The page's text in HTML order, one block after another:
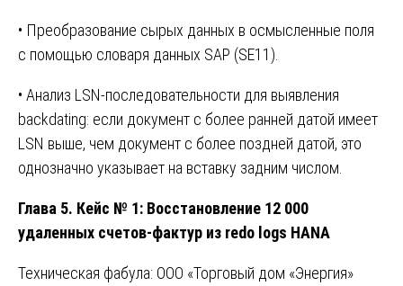
• Преобразование сырых данных в осмысленные поля
с помощью словаря данных SAP (SE11).
• Анализ LSN-последовательности для выявления
backdating: если документ с более ранней датой имеет
LSN выше, чем документ с более поздней датой, это
однозначно указывает на вставку задним числом.
Глава 5. Кейс № 1: Восстановление 12 000
удаленных счетов-фактур из redo logs HANA
Техническая фабула: ООО «Торговый дом «Энергия»